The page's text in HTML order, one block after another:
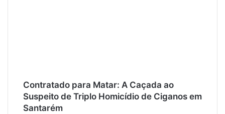
Contratado para Matar: A Caçada ao
Suspeito de Triplo Homicídio de Ciganos em
Santarém